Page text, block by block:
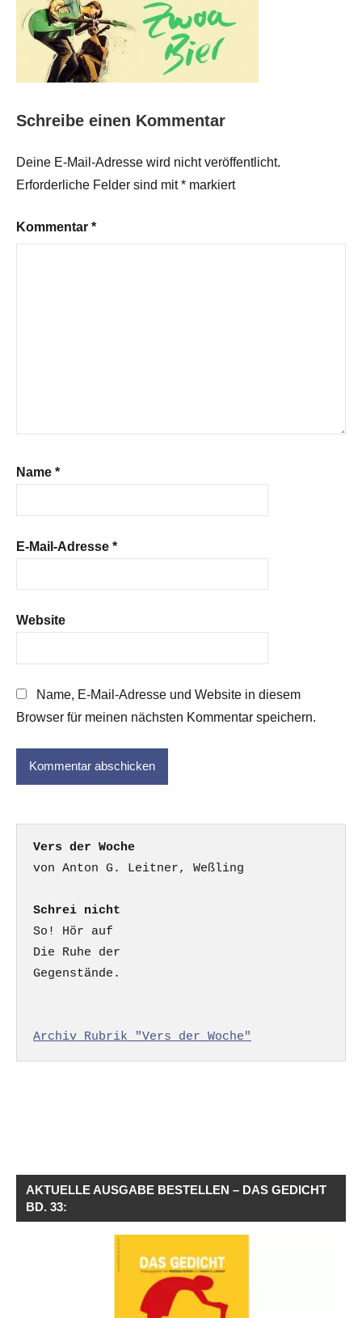
Schreibe einen Kommentar
Deine E-Mail-Adresse wird nicht veröffentlicht.
Erforderliche Felder sind mit* markiert
Kommentar *
Name *
E-Mail-Adresse *
Website
Name, E-Mail-Adresse und Website in diesem
Browser für meinen nächsten Kommentar speichern.
Vers der Woche
Schrei nicht
So! Hör auf
Die Ruhe der
Gegenstände.
Archiv Rubrik "Vers der Woche"
AKTUELLE AUSGABE BESTELLEN – DAS GEDICHT
BD. 33: